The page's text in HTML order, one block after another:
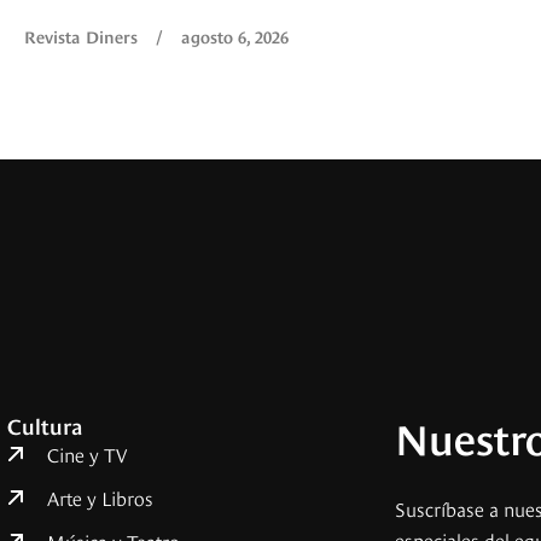
Revista Diners / agosto 6, 2026
Cultura
Cine y TV
Arte y Libros
Suscríbase a